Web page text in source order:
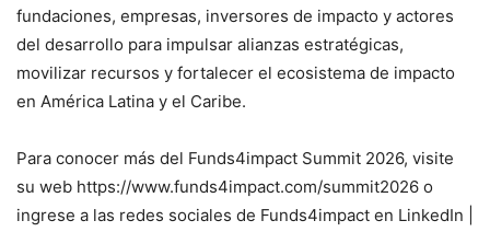
fundaciones, empresas, inversores de impacto y actores
del desarrollo para impulsar alianzas estratégicas,
movilizar recursos y fortalecer el ecosistema de impacto
en América Latina y el Caribe.
Para conocer más del Funds4impact Summit 2026, visite
su web https://www.funds4impact.com/summit2026 o
ingrese a las redes sociales de Funds4impact en LinkedIn |